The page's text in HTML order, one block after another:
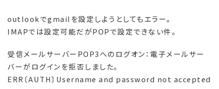
outlookでgmailを設定しようとしてもエラー。
IMAPでは設定可能だがPOPで設定できない件。
受信メールサーバーPOP3へのログオン：電子メールサー
バーがログインを拒否しました。
ERR〔AUTH〕Username and password not accepted